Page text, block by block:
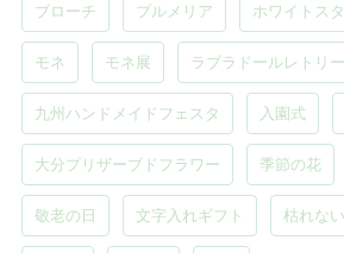
ブローチ プルメリア ホワイトス
モネ モネ展 ラブラドールレトリ
九州ハンドメイドフェスタ 入園式
大分プリザーブドフラワー 季節の花
敬老の日 文字入れギフト 枯れな